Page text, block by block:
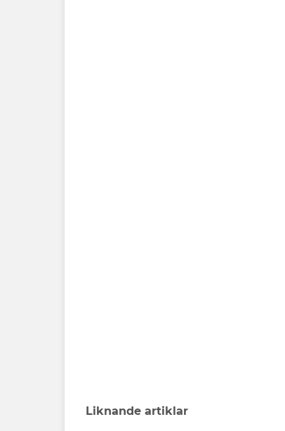
Liknande artiklar